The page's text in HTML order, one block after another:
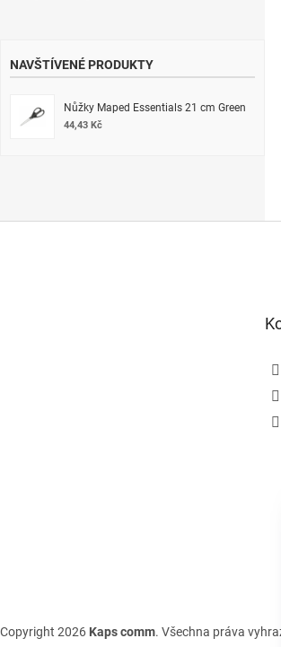
NAVŠTÍVENÉ PRODUKTY
Nůžky Maped Essentials 21 cm Green
44,43 Kč
Copyright 2026 Kaps comm. Všechna práva